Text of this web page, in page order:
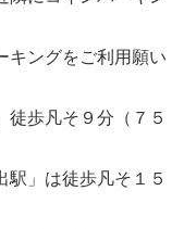
ングをご利用願い
歩凡そ９分（７５
」は徒歩凡そ１５